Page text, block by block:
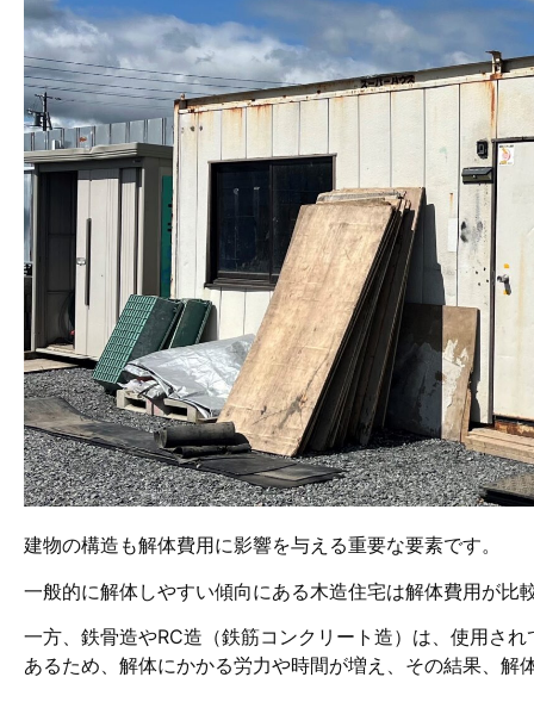
建物の構造も解体費用に影響を与える重要な要素です。
一般的に解体しやすい傾向にある木造住宅は解体費用が比
一方、鉄骨造やRC造（鉄筋コンクリート造）は、使用さ
あるため、解体にかかる労力や時間が増え、その結果、解